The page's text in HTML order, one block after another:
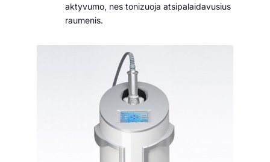
aktyvumo, nes tonizuoja atsipalaidavusius
raumenis.